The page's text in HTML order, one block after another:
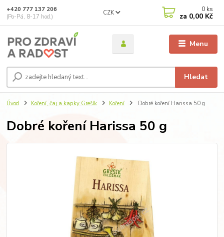
Menu
CZK
Hledat
+420 777 137 206
(Po-Pá, 8-17 hod.)
0 ks
za 0,00 Kč
Úvod Koření, čaj a kapky Grešík Koření Dobré koření Harissa 50 g
Dobré koření Harissa 50 g